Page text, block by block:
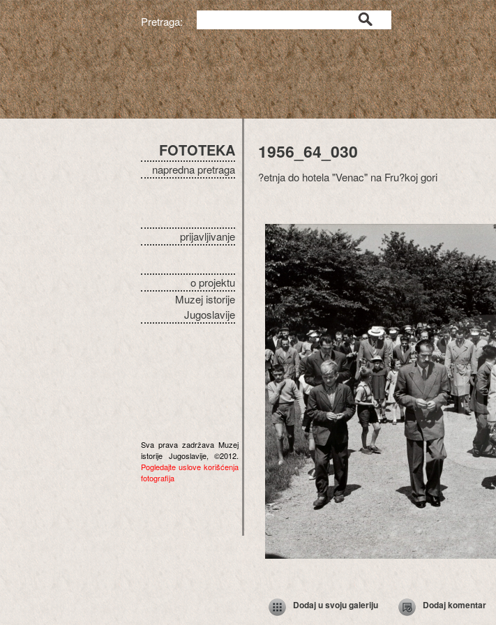
Pretraga:
FOTOTEKA
napredna pretraga
prijavljivanje
o projektu
Muzej istorije
Jugoslavije
Sva prava zadržava Muzej
istorije Jugoslavije, ©2012.
Pogledajte uslove korišćenja
fotografija
1956_64_030
?etnja do hotela "Venac" na Fru?koj gori
Dodaj u svoju galeriju Dodaj komentar